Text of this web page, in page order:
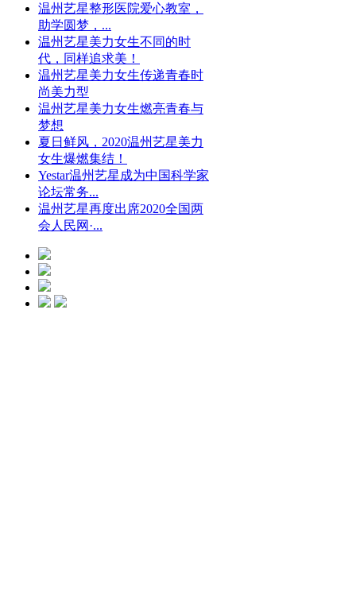
温州艺星整形医院爱心教室，
助学圆梦，...
温州艺星美力女生不同的时
代，同样追求美！
温州艺星美力女生传递青春时
尚美力型
温州艺星美力女生燃亮青春与
梦想
夏日鲜风，2020温州艺星美力
女生爆燃集结！
Yestar温州艺星成为中国科学家
论坛常务...
温州艺星再度出席2020全国两
会人民网·...